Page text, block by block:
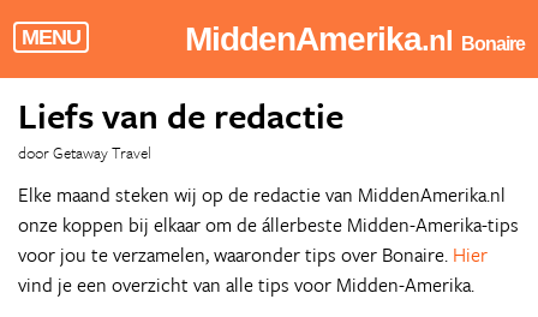
MENU MiddenAmerika.nl Bonaire
Liefs van de redactie
door Getaway Travel
Elke maand steken wij op de redactie van MiddenAmerika.nl
onze koppen bij elkaar om de állerbeste Midden-Amerika-tips
voor jou te verzamelen, waaronder tips over Bonaire. Hier
vind je een overzicht van alle tips voor Midden-Amerika.